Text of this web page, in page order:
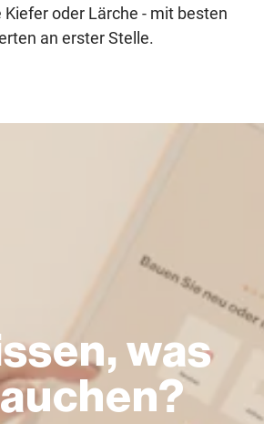
oder Lärche - mit besten
an erster Stelle.
was